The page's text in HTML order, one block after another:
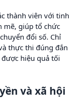
thành viên với tinh
mẽ, giúp tổ chức
đổi số. Chỉ
thực thi đúng đắn
hiệu quả tối
và xã hội